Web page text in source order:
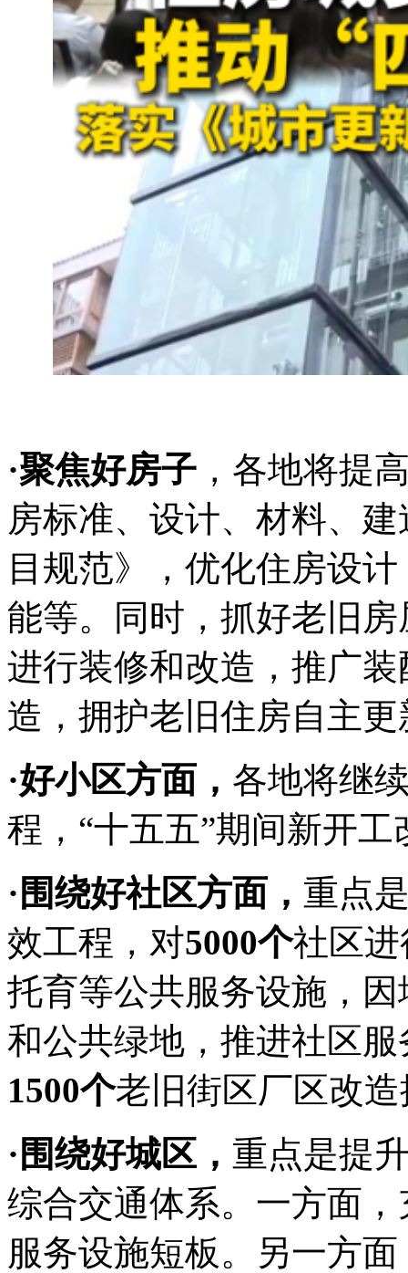
·聚焦好房子 ，各地将提
房标准、设计、材料、
目规范》，优化住房设
能等。同时，抓好老旧
进行装修和改造，推广
造，拥护老旧住房自主
·好小区方面， 各地将继
程，“十五五”期间新开
·围绕好社区方面， 重点
效工程，对5000个社区
托育等公共服务设施，
和公共绿地，推进社区
1500个老旧街区厂区改
·围绕好城区， 重点是提
综合交通体系。一方面
服务设施短板。另一方